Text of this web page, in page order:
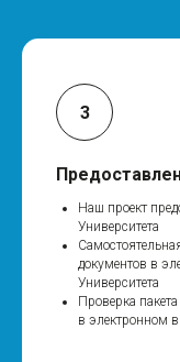
Наш проект
Университета
документов в
Университета
Проверка
в электронном